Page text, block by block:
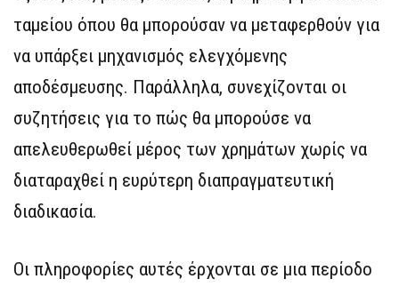
ταμείου όπου θα μπορούσαν να μεταφερθούν για
να υπάρξει μηχανισμός ελεγχόμενης
αποδέσμευσης. Παράλληλα, συνεχίζονται οι
συζητήσεις για το πώς θα μπορούσε να
απελευθερωθεί μέρος των χρημάτων χωρίς να
διαταραχθεί η ευρύτερη διαπραγματευτική
διαδικασία.
Οι πληροφορίες αυτές έρχονται σε μια περίοδο